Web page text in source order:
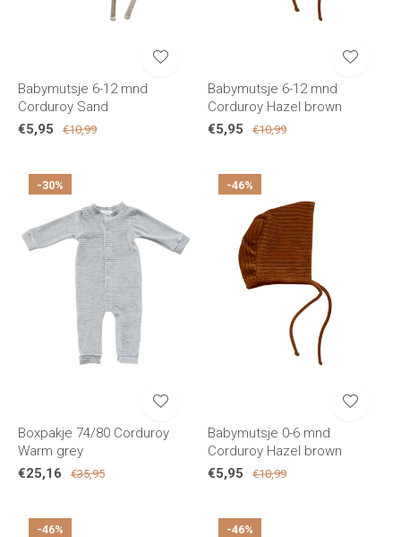
Babymutsje 6-12 mnd
Corduroy Sand
€5,95
€10,99
Babymutsje 6-12 mnd
Corduroy Hazel brown
€5,95
€10,99
-30%
Boxpakje 74/80 Corduroy
Warm grey
€25,16
€35,95
-46%
Babymutsje 0-6 mnd
Corduroy Hazel brown
€5,95
€10,99
-46% -46%